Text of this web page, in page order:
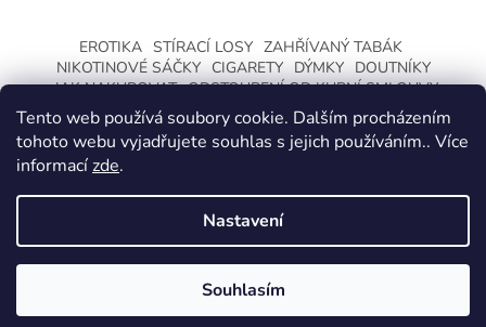
Tento web používá soubory cookie. Dalším procházením
tohoto webu vyjadřujete souhlas s jejich používáním.. Více
informacízde.
Nastavení
Souhlasím
VÍCE.
EROTIKA STÍRACÍ LOSY ZAHŘÍVANÝ TABÁK
NIKOTINOVÉ SÁČKY CIGARETY DÝMKY
DOUTNÍKY
JAK NAKUPOVAT ODSTOUPENÍ OD KUPNÍ SMLOUVY
Vytvořil Shoptet
CeskaTrafika.com. Všechna práva vyhrazena.